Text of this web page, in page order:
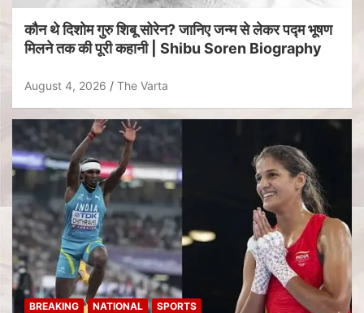
कौन थे दिशोम गुरु शिबू सोरेन? जानिए जन्म से लेकर पद्म भूषण
मिलने तक की पूरी कहानी | Shibu Soren Biography
August 4, 2026 The Varta
BREAKING NATIONAL SPORTS